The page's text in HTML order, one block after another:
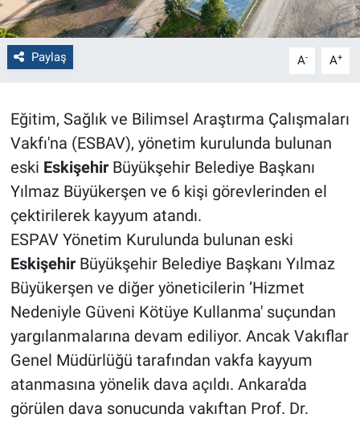
Paylaş A- A+
Eğitim, Sağlık ve Bilimsel Araştırma Çalışmaları
Vakfı'na (ESBAV), yönetim kurulunda bulunan
eski EskişehirBüyükşehir Belediye Başkanı
Yılmaz Büyükerşen ve 6 kişi görevlerinden el
çektirilerek kayyum atandı.
ESPAV Yönetim Kurulunda bulunan eski
EskişehirBüyükşehir Belediye Başkanı Yılmaz
Büyükerşen ve diğer yöneticilerin ‘Hizmet
Nedeniyle Güveni Kötüye Kullanma' suçundan
yargılanmalarına devam ediliyor. Ancak Vakıflar
Genel Müdürlüğü tarafından vakfa kayyum
atanmasına yönelik dava açıldı. Ankara'da
görülen dava sonucunda vakıftan Prof. Dr.
Kütahya
Gezi
Çevre
Yerel
Magazin
Bilim ve Teknoloji